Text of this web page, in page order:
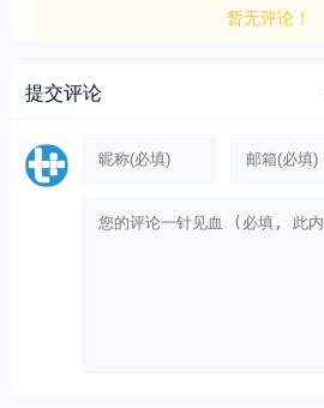
暂无评论！
提交评论